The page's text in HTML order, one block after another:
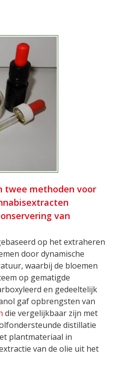
twee methoden voor
van
op het extraheren
door dynamische
waarbij de bloemen
op gematigde
en gedeeltelijk
gaf opbrengsten van
die vergelijkbaar zijn met
distillatie
plantmateriaal in
van de olie uit het